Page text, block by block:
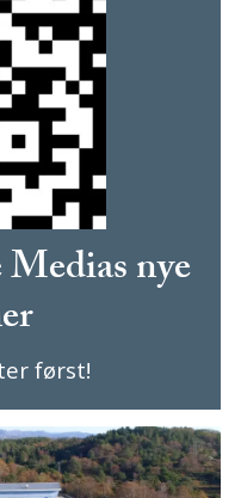
nye
først!